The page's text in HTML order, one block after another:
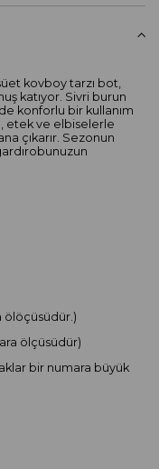
kovboy tarzı bot,
katıyor. Sivri burun
konforlu bir kullanım
etek ve elbiselerle
çıkarır. Sezonun
ölöçüsüdür.)
ölçüsüdür)
bir numara büyük